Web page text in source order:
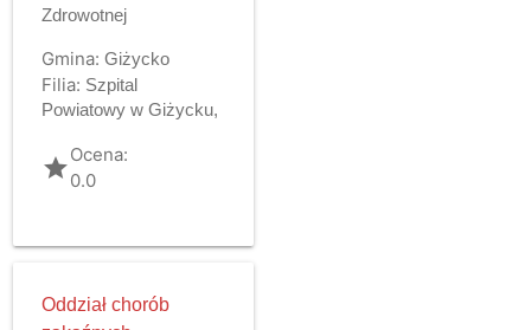
Zdrowotnej
Gmina: Giżycko
Filia: Szpital
Powiatowy w Giżycku,
gradeOcena:
0.0
Oddział chorób